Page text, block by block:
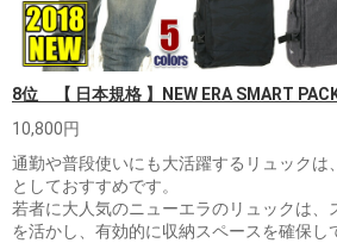
8位 【 日本規格 】NEW ERA SMART
10,800円
通勤や普段使いにも大活躍するリュックは
としておすすめです。
若者に大人気のニューエラのリュックは、
を活かし、有効的に収納スペースを確保し